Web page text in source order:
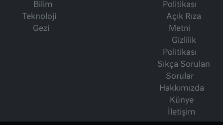
Bilim
Teknoloji
Gezi
Politikası
Açık Rıza
Metni
Gizlilik
Politikası
Sıkça Sorulan
Sorular
Hakkımızda
Künye
İletişim